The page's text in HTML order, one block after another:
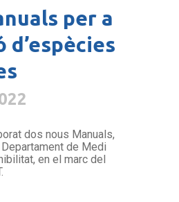
per a
d’espècies
dos nous Manuals,
de Medi
en el marc del